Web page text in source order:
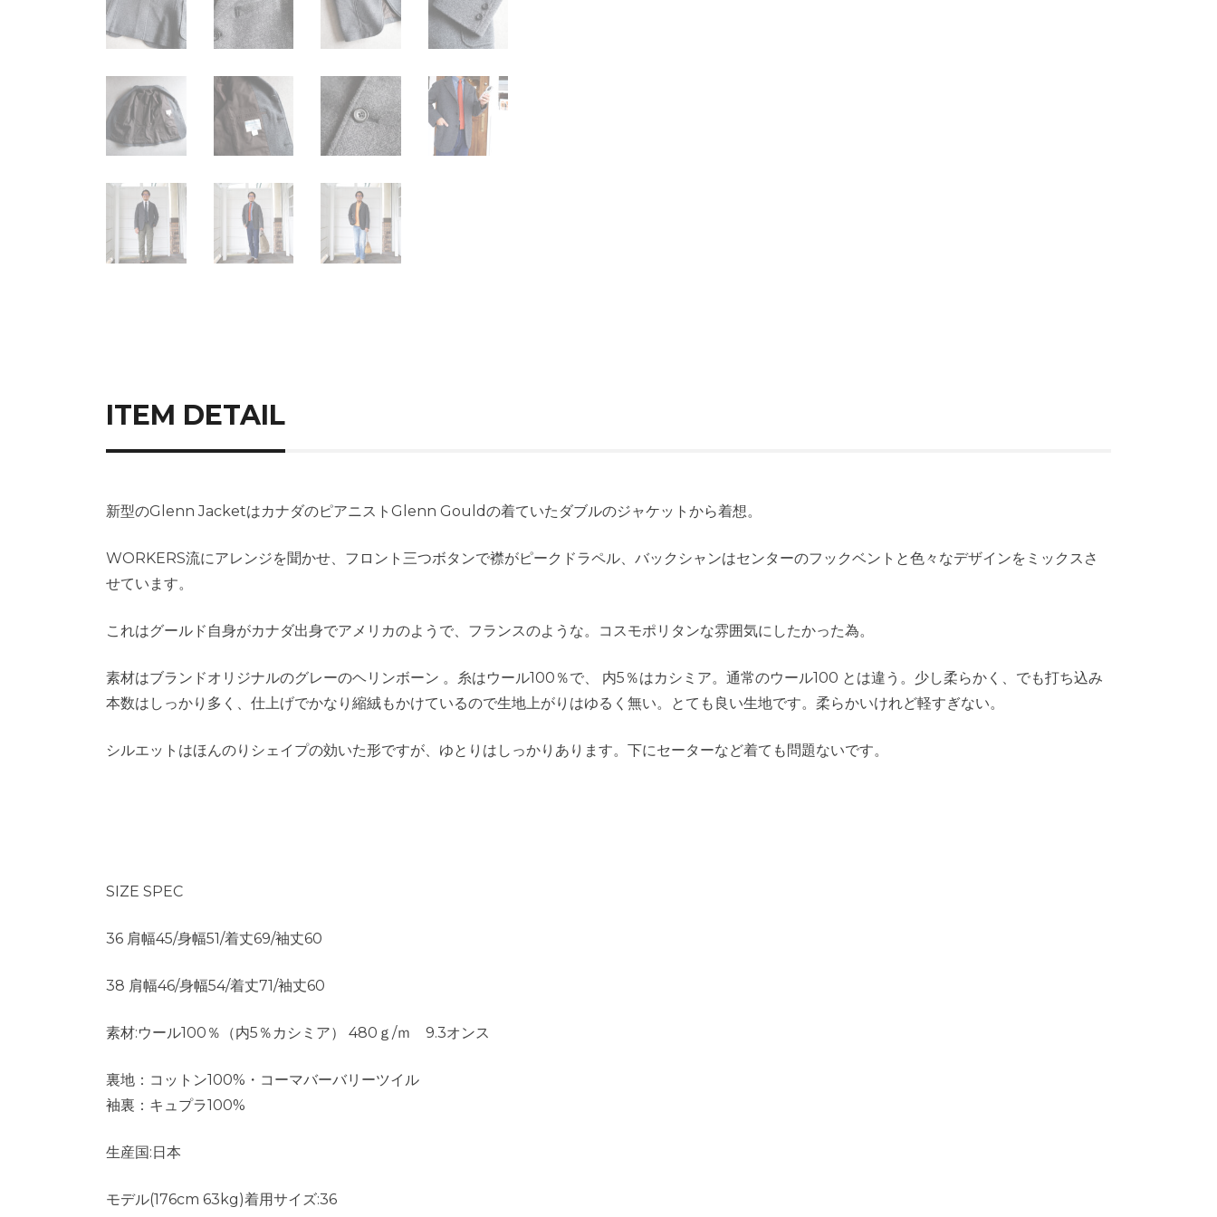
ITEM DETAIL
新型のGlenn JacketはカナダのピアニストGlenn Gouldの着ていたダブルのジャケットから着想。
WORKERS流にアレンジを聞かせ、フロント三つボタンで襟がピークドラペル、バックシャンはセンターのフックベントと色々なデザインをミックスさ
せています。
これはグールド自身がカナダ出身でアメリカのようで、フランスのような。コスモポリタンな雰囲気にしたかった為。
素材はブランドオリジナルのグレーのヘリンボーン 。糸はウール100％で、 内5％はカシミア。通常のウール100 とは違う。少し柔らかく、でも打ち込み
本数はしっかり多く、仕上げでかなり縮絨もかけているので生地上がりはゆるく無い。とても良い生地です。柔らかいけれど軽すぎない。
シルエットはほんのりシェイプの効いた形ですが、ゆとりはしっかりあります。下にセーターなど着ても問題ないです。
SIZE SPEC
36 肩幅45/身幅51/着丈69/袖丈60
38 肩幅46/身幅54/着丈71/袖丈60
素材:ウール100％（内5％カシミア） 480ｇ/ｍ 9.3オンス
裏地：コットン100%・コーマバーバリーツイル
袖裏：キュプラ100%
生産国:日本
モデル(176cm 63kg)着用サイズ:36